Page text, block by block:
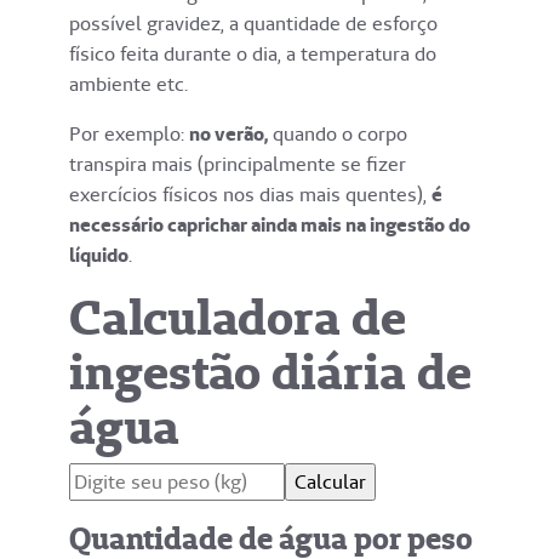
possível gravidez, a quantidade de esforço
físico feita durante o dia, a temperatura do
ambiente etc.
Por exemplo: no verão,quando o corpo
transpira mais (principalmente se fizer
exercícios físicos nos dias mais quentes), é
necessário caprichar ainda mais na ingestão do
líquido.
Calculadora de
ingestão diária de
água
Calcular
Quantidade de água por peso